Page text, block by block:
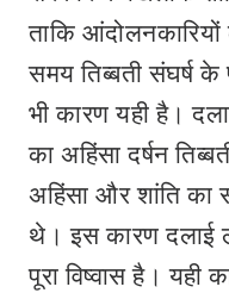
ताकि
समय तिब्बती संघर्ष
भी कारण यही है।
का अहिंसा दर्षन
अहिंसा और शांति
थे। इस कारण दलाई
पूरा विष्वास है। यही